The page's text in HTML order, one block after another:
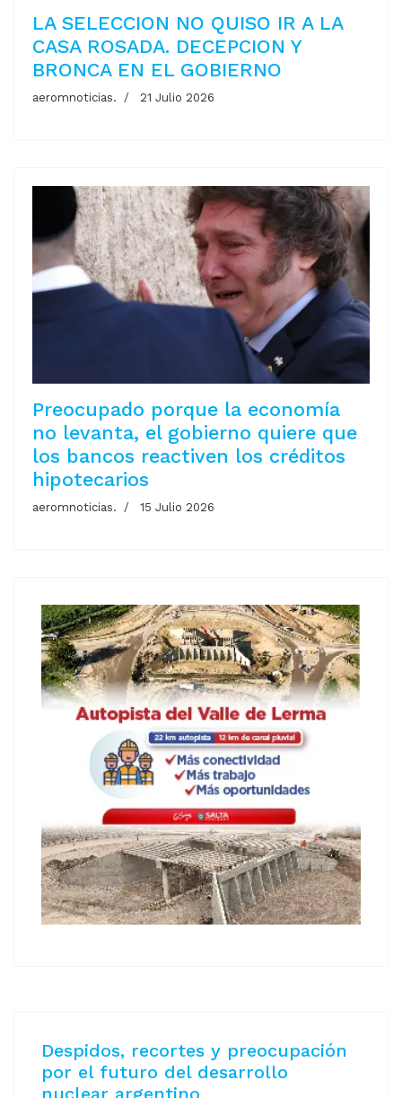
LA SELECCION NO QUISO IR A LA
CASA ROSADA. DECEPCION Y
BRONCA EN EL GOBIERNO
aeromnoticias. 21 Julio 2026
Preocupado porque la economía
no levanta, el gobierno quiere que
los bancos reactiven los créditos
hipotecarios
aeromnoticias. 15 Julio 2026
Despidos, recortes y preocupación
por el futuro del desarrollo